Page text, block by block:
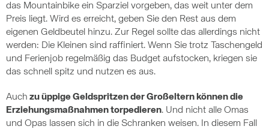
das Mountainbike ein Sparziel vorgeben, das weit unter dem
Preis liegt. Wird es erreicht, geben Sie den Rest aus dem
eigenen Geldbeutel hinzu. Zur Regel sollte das allerdings nicht
werden: Die Kleinen sind raffiniert. Wenn Sie trotz Taschengeld
und Ferienjob regelmäßig das Budget aufstocken, kriegen sie
das schnell spitz und nutzen es aus.
Auch zu üppige Geldspritzen der Großeltern können die
Erziehungsmaßnahmen torpedieren. Und nicht alle Omas
und Opas lassen sich in die Schranken weisen. In diesem Fall